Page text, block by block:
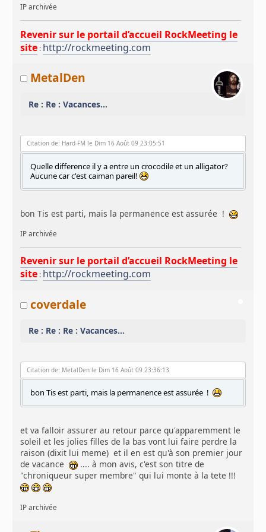
IP archivée
Revenir sur le portail d’accueil RockMeeting le
site : http://rockmeeting.com
MetalDen
Re : Re : Vacances...
Citation de: Hard-FM le Dim 16 Août 09 23:05:51
Quelle difference il y a entre un crocodile et un alligator?
Aucune car c'est caiman pareil!
bon Tis est parti, mais la permanence est assurée !
IP archivée
Revenir sur le portail d’accueil RockMeeting le
site : http://rockmeeting.com
coverdale
Re : Re : Re : Vacances...
Citation de: MetalDen le Dim 16 Août 09 23:36:13
bon Tis est parti, mais la permanence est assurée !
et va falloir assurer au retour parce qu'apparemment le
soleil et les jolies filles de la bas vont lui faire perdre la
raison (dixit lui meme) et il en est qu'à son premier jour
de vacance
.... à mon avis, c'est son titre de
"chroniqueur super membre" qui lui monte à la tete !!!
IP archivée